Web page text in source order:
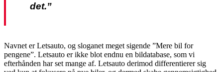
det.”
Navnet er Letsauto, og sloganet meget sigende ”Mere bil for
pengene”. Letsauto er ikke blot endnu en bildatabase, som vi
efterhånden har set mange af. Letsauto derimod differentierer sig